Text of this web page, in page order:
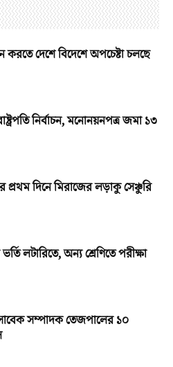
করতে দেশে বিদেশে অপচেষ্টা চলছে
নির্বাচন, মনোনয়নপত্র জমা ১৩
প্রথম দিনে মিরাজের লড়াকু সেঞ্চুরি
লটারিতে, অন্য শ্রেণিতে পরীক্ষা
সম্পাদক তেজপালের ১০